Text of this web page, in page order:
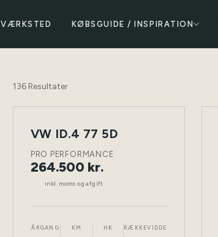
VÆRKSTED KØBSGUIDE / INSPIRATION
136Resultater
NY
ELEKTRISK
VW ID.4 77 5D
PRO PERFORMANCE
264.500 kr.
inkl. moms og afgift
ÅRGANG KM HK RÆKKEVIDDE